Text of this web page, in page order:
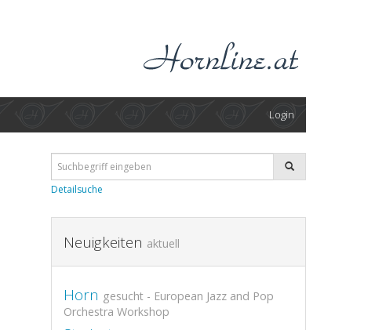
Login
Detailsuche
Neuigkeiten aktuell
Horn gesucht - European Jazz and Pop
Orchestra Workshop